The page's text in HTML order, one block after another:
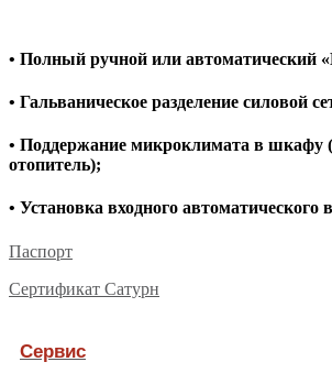
• Полный ручной или автоматический
• Гальваническое разделение силовой
• Поддержание микроклимата в шкафу
отопитель);
• Установка входного
Паспорт
Сертификат Сатурн
Сервис